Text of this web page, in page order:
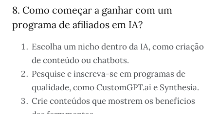
8. Como começar a ganhar com um
programa de afiliados em IA?
Escolha um nicho dentro da IA, como criação
de conteúdo ou chatbots.
Pesquise e inscreva-se em programas de
qualidade, como CustomGPT.ai e Synthesia.
Crie conteúdos que mostrem os benefícios